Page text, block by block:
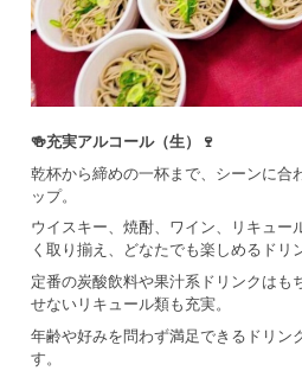
🍻充実アルコール（生）🍷
乾杯から締めの一杯まで、シーンに合
ップ。
ウイスキー、焼酎、ワイン、リキュー
く取り揃え、どなたでも楽しめるドリ
定番の炭酸飲料や果汁系ドリンクはも
せないリキュール類も充実。
年齢や好みを問わず満足できるドリン
す。